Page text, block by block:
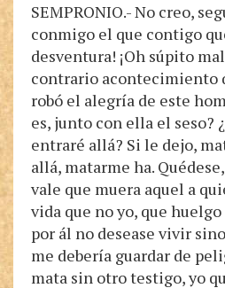
SEMPRONIO.- No creo,
conmigo el que contigo
desventura! ¡Oh súpito
contrario acontecimiento
robó el alegría de este
es, junto con ella el seso?
entraré allá? Si le dejo,
allá, matarme ha.
vale que muera aquel a
vida que no yo, que
por ál no desease vivir
me debería guardar de
mata sin otro testigo, yo